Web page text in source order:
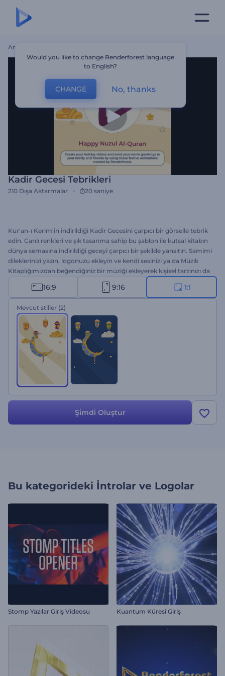
Ana Sayfa
Kadir Gecesi Tebrikleri
210 Dışa Aktarmalar 20 saniye
Kur'an-ı Kerim'in indirildiği Kadir Gecesini çarpıcı bir görselle tebrik
edin. Canlı renkleri ve şık tasarıma sahip bu şablon ile kutsal kitabın
dünya semasına indirildiği geceyi çarpıcı bir şekilde yansıtın. Samimi
dileklerinizi yazın, logonuzu ekleyin ve kendi sesinizi ya da Müzik
Kitaplığımızdan beğendiğiniz bir müziği ekleyerek kişisel tarzınızı da
yansıtın. Tebrik videoları, ekinlik ve dua davetleri, sunum girişleri vs.
için mükemmel bir seçenek. Hemen oluşturun ve Kadir Gecesi
animasyonları ile mübarek vaktilerin feyzini yansıtın.
16:9 9:16 1:1
Mevcut stiller (2)
Şi̇mdi̇ Oluştur
Bu kategorideki İntrolar ve Logolar
Stomp Yazılar Giriş Videosu Kuantum Küresi Giriş
Would you like to change Renderforest language
to English?
CHANGE No, thanks